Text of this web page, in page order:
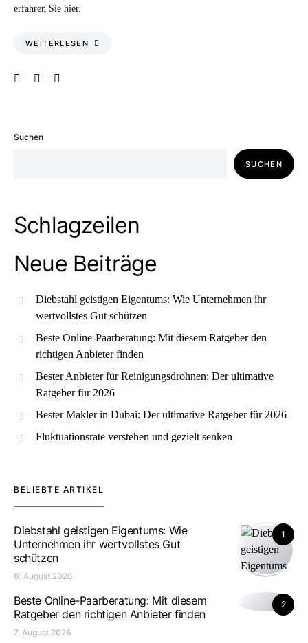
erfahren Sie hier.
WEITERLESEN
Suchen
SUCHEN
Schlagzeilen
Neue Beiträge
Diebstahl geistigen Eigentums: Wie Unternehmen ihr
wertvollstes Gut schützen
Beste Online-Paarberatung: Mit diesem Ratgeber den
richtigen Anbieter finden
Bester Anbieter für Reinigungsdrohnen: Der ultimative
Ratgeber für 2026
Bester Makler in Dubai: Der ultimative Ratgeber für 2026
Fluktuationsrate verstehen und gezielt senken
BELIEBTE ARTIKEL
1
Diebstahl geistigen Eigentums: Wie
Unternehmen ihr wertvollstes Gut
schützen
8. August 2026
2
Beste Online-Paarberatung: Mit diesem
Ratgeber den richtigen Anbieter finden
7. August 2026